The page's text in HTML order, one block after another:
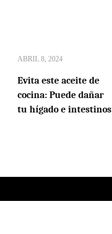
ABRIL 8, 2024
Evita este aceite de
cocina: Puede dañar
tu hígado e intestinos